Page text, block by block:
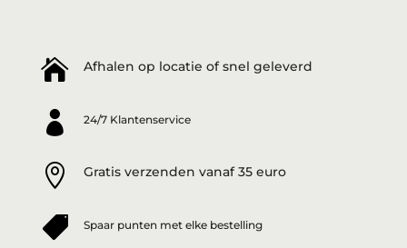
 Afhalen op locatie of snel geleverd
 24/7 Klantenservice
 Gratis verzenden vanaf 35 euro
 Spaar punten met elke bestelling